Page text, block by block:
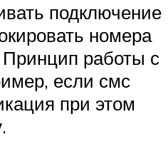
подключение
номера
Принцип работы с
если смс
при этом